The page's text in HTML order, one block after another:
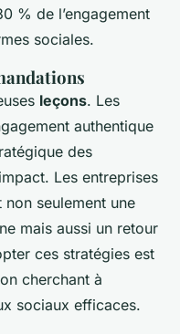
% de l’engagement
sociales.
leçons. Les
authentique
des
Les entreprises
seulement une
mais aussi un retour
ces stratégies est
cherchant à
sociaux efficaces.